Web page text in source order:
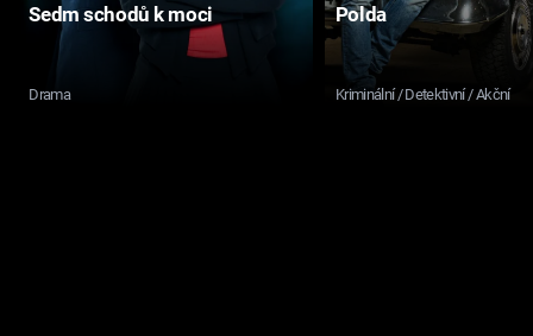
Sedm schodů k moci
Drama
Polda
Kriminální / Detektivní / Akční